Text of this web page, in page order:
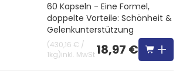
60 Kapseln - Eine Formel,
doppelte Vorteile: Schönheit &
Gelenkunterstützung
(430,16 € /
1kg)inkl. MwSt18,97 €